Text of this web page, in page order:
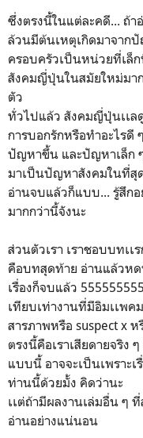
ซึ่งตรงนี้ในแต่ละคดี... ถ้
ล้วนมีต้นเหตุเกิดมาจาก
ครอบครัวเป็นหน่วยที่เล็
สังคมญี่ปุ่นในสมัยใหม่มา
ตัว
ทั่วไปแล้ว สังคมญี่ปุ่นเเล
การบอกรักหรือทำอะไรดี
ปัญหาขึ้น และปัญหาเล็ก
มาเป็นปัญหาสังคมในที่สุ
อ่านจบแล้วก็แบบ... รู้สึก
มากกว่านี้จังนะ
ส่วนตัวเรา เราชอบบทเ
คือบทสุดท้าย อ่านแล้วหด
เรื่องก็จบแล้ว
เทียบเท่างานที่มีอิมเเพค
สารภาพหรือ suspect x ห
ตรงนี้คือเราเสียดายจริง
แบบนี้ อาจจะเป็นเพราะ
ท่านนี้ด้วยมั้ง คิดว่านะ
เเต่ถ้ามีผลงานเล่มอื่น ๆ
อ่านอย่างแน่นอน